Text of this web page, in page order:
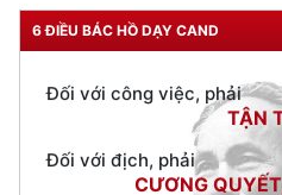
6 ĐIỀU BÁC HỒ DẠY CAND
TẬN
Đối với địch, phải
CƯƠNG
Trích thư Chủ
gửi Công
ngày 11 tháng